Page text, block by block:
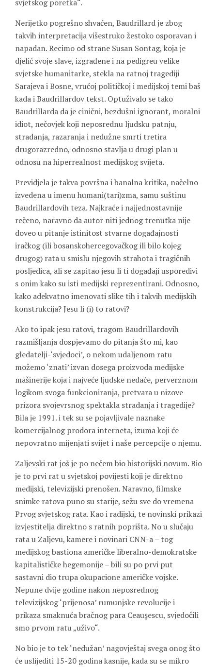
svjetskog poretka“.
Nerijetko pogrešno shvaćen, Baudrillard je zbog
takvih interpretacija višestruko žestoko osporavan i
napadan. Recimo od strane Susan Sontag, koja je
djelić svoje slave, izgrađene i na pedigreu velike
svjetske humanitarke, stekla na ratnoj tragediji
Sarajeva i Bosne, vrućoj političkoj i medijskoj temi baš
kada i Baudrillardov tekst. Optuživalo se tako
Baudrillarda da je cinični, bezdušni ignorant, moralni
idiot, nečovjek koji neposrednu ljudsku patnju,
stradanja, razaranja i nedužne smrti tretira
drugorazredno, odnosno stavlja u drugi plan u
odnosu na hiperrealnost medijskog svijeta.
Previdjela je takva površna i banalna kritika, načelno
izvedena u imenu humani(tari)zma, samu suštinu
Baudrillardovih teza. Najkraće i najjednostavnije
rečeno, naravno da autor niti jednog trenutka nije
doveo u pitanje istinitost stvarne događajnosti
iračkog (ili bosanskohercegovačkog ili bilo kojeg
drugog) rata u smislu njegovih strahota i tragičnih
posljedica, ali se zapitao jesu li ti događaji usporedivi
s onim kako su isti medijski reprezentirani. Odnosno,
kako adekvatno imenovati slike tih i takvih medijskih
konstrukcija? Jesu li (i) to ratovi?
Ako to ipak jesu ratovi, tragom Baudrillardovih
razmišljanja dospjevamo do pitanja što mi, kao
gledatelji-‘svjedoci’, o nekom udaljenom ratu
možemo ‘znati’ izvan dosega proizvoda medijske
mašinerije koja i najveće ljudske nedaće, perverznom
logikom svoga funkcioniranja, pretvara u nizove
prizora svojevrsnog spektakla stradanja i tragedije?
Bila je 1991. i tek su se pojavljivale naznake
komercijalnog prodora interneta, izuma koji će
nepovratno mijenjati svijet i naše percepcije o njemu.
Zaljevski rat još je po nečem bio historijski novum. Bio
je to prvi rat u svjetskoj povijesti koji je direktno
medijski, televizijski prenošen. Naravno, filmske
snimke ratova puno su starije, sežu sve do vremena
Prvog svjetskog rata. Kao i radijski, te novinski prikazi
izvjestitelja direktno s ratnih poprišta. No u slučaju
rata u Zaljevu, kamere i novinari CNN-a – tog
medijskog bastiona američke liberalno-demokratske
kapitalističke hegemonije – bili su po prvi put
sastavni dio trupa okupacione američke vojske.
Nepune dvije godine nakon neposrednog
televizijskog ‘prijenosa’ rumunjske revolucije i
prikaza smaknuća bračnog para Ceauşescu, svjedočili
smo prvom ratu „uživo“.
No bio je to tek ‘nedužan’ nagovještaj svega onog što
će uslijediti 15-20 godina kasnije, kada su se mikro